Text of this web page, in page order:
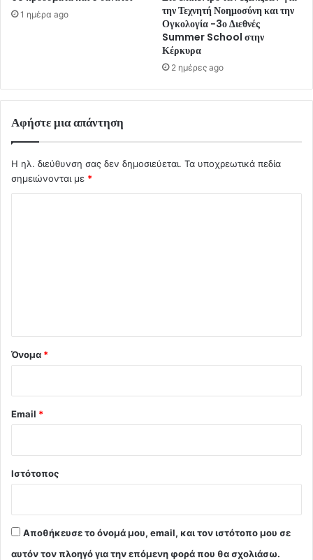
1 ημέρα ago
την Τεχνητή Νοημοσύνη και την
Ογκολογία -3ο Διεθνές
Summer School στην
Κέρκυρα
2 ημέρες ago
Αφήστε μια απάντηση
Η ηλ. διεύθυνση σας δεν δημοσιεύεται. Τα υποχρεωτικά πεδία
σημειώνονται με *
Όνομα *
Email *
Ιστότοπος
Αποθήκευσε το όνομά μου, email, και τον ιστότοπο μου σε
αυτόν τον πλοηγό για την επόμενη φορά που θα σχολιάσω.